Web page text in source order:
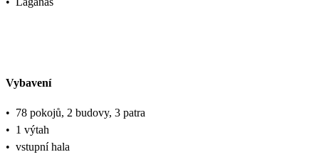
Vybavení
• 78 pokojů, 2 budovy, 3 patra
• 1 výtah
• vstupní hala